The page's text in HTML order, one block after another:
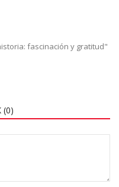
fascinación y gratitud"
(0)